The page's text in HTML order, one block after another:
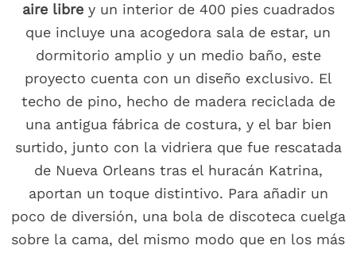
aire librey un interior de 400 pies cuadrados
que incluye una acogedora sala de estar, un
dormitorio amplio y un medio baño, este
proyecto cuenta con un diseño exclusivo. El
techo de pino, hecho de madera reciclada de
una antigua fábrica de costura, y el bar bien
surtido, junto con la vidriera que fue rescatada
de Nueva Orleans tras el huracán Katrina,
aportan un toque distintivo. Para añadir un
poco de diversión, una bola de discoteca cuelga
sobre la cama, del mismo modo que en los más